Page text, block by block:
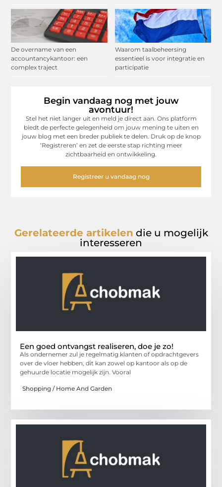
De overname van een
accountancykantoor: een
complex traject
Waarom taalbeheersing
essentieel is voor integratie en
participatie
Begin vandaag nog met jouw
avontuur!
Stel het niet langer uit en meld je direct aan. Ons platform
biedt de perfecte gelegenheid om jouw mening te uiten en
jouw blog met een breder publiek te delen. Druk op de knop
‘Registreren’ en zet de eerste stap richting meer
zichtbaarheid en ontwikkeling.
Registreer u vandaag nog
Gerelateerde artikelen die u mogelijk
interesseren
Een goed ontvangst realiseren, doe je zo!
Als ondernemer zul je regelmatig klanten of opdrachtgevers
over de vloer hebben, dit kan zowel op kantoor als op de
gehuurde locatie mogelijk zijn. Vooral
Shopping / Home And Garden